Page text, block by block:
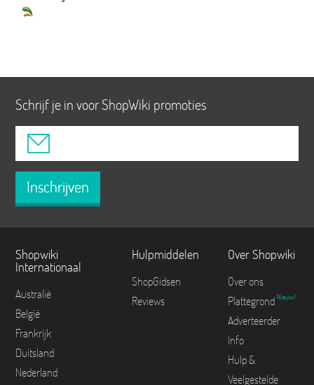
Schrijf je in voor ShopWiki promoties
Inschrijven
Shopwiki
Internationaal
Australië
België
Frankrijk
Duitsland
Nederland
Hulpmiddelen
ShopGidsen
Reviews
Over Shopwiki
Over ons
Plattegrond Nieuw!
Adverteerder
Info
Hulp &
Veelgestelde